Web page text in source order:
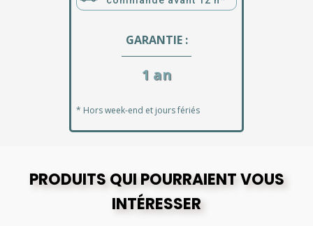
GARANTIE :
1 an
* Hors week-end et jours fériés
PRODUITS QUI POURRAIENT VOUS
INTÉRESSER